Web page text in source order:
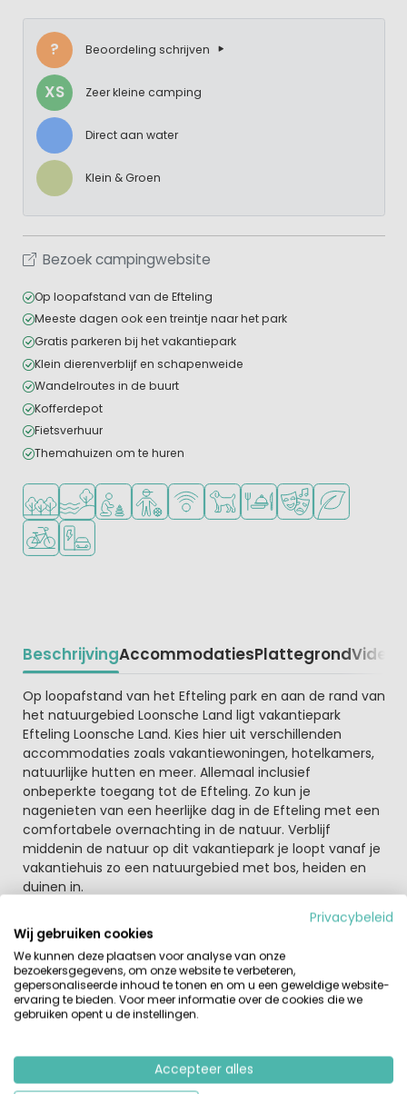
? Beoordeling schrijven
XS Zeer kleine camping
Direct aan water
Klein & Groen
Bezoek campingwebsite
Op loopafstand van de Efteling
Meeste dagen ook een treintje naar het park
Gratis parkeren bij het vakantiepark
Klein dierenverblijf en schapenweide
Wandelroutes in de buurt
Kofferdepot
Fietsverhuur
Themahuizen om te huren
Ligt in een bosrijke omgeving
Ligt bij het water
Aanbevolen voor jonge kinderen
Aanbevolen voor tieners
WiFi beschikbaar
Huisdieren toegestaan
Restaurant of pizzeria
Groene ligging
FietsverhuurLaadpaal elektrische auto
BeschrijvingAccommodatiesPlattegrondVideo
Beschrijving
Op loopafstand van het Efteling park en aan de rand van
het natuurgebied Loonsche Land ligt vakantiepark
Efteling Loonsche Land. Kies hier uit verschillenden
accommodaties zoals vakantiewoningen, hotelkamers,
natuurlijke hutten en meer. Allemaal inclusief
onbeperkte toegang tot de Efteling. Zo kun je
nagenieten van een heerlijke dag in de Efteling met een
comfortabele overnachting in de natuur. Verblijf
middenin de natuur op dit vakantiepark je loopt vanaf je
vakantiehuis zo een natuurgebied met bos, heiden en
duinen in.
Vakantiepark Loonsche Land maakt deel uit van de
Efteling.
Een kindvriendelijk vakantiepark met leuke
speeltoestellen om te spelen en een leuk dierenverblijf
waar de jongste kinderen de dieren kunnen ontmoeten.
Dit vakantiepark ligt tegen het natuurgebied Loonsche
en een schapenweide. Je kunt op dit park ook logeren in
thema vakantiehuis.
Privacybeleid
Wij gebruiken cookies
We kunnen deze plaatsen voor analyse van onze
bezoekersgegevens, om onze website te verbeteren,
gepersonaliseerde inhoud te tonen en om u een geweldige website-
ervaring te bieden. Voor meer informatie over de cookies die we
gebruiken opent u de instellingen.
Accepteer alles